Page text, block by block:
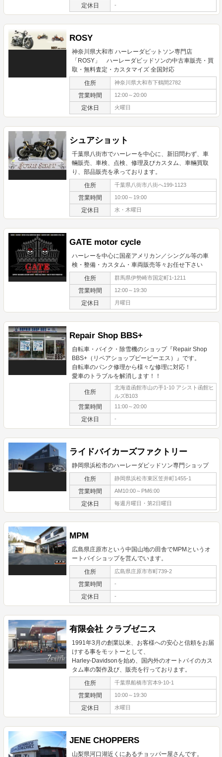
定休日 -
ROSY
神奈川県大和市 ハーレーダビットソン専門店
「ROSY」 ハーレーダビッドソンの中古車販売・買
取・無料査定・カスタマイズ 全国対応
住所 神奈川県大和市下鶴間2782
営業時間 12:00～20:00
定休日 火曜日
シュアショット
千葉県八街市でハーレーを中心に、新旧問わず、車
輛販売、車検、点検、修理及びカスタム、車輛買取
り、部品販売を承っております。
住所 千葉県八街市八街へ199-1123
営業時間 10:00～19:00
定休日 水・木曜日
GATE motor cycle
ハーレーを中心に国産アメリカン／シングル等の車
検・整備・カスタム・車両販売等々お任せ下さい
住所 群馬県伊勢崎市国定町1-1211
営業時間 12:00～19:30
定休日 月曜日
Repair Shop BBS+
自転車・バイク・除雪機のショップ『Repair Shop
BBS+（リペアショップビービーエス）』です。
自転車のパンク修理から様々な修理に対応！
愛車のトラブルを解消します！！
住所
北海道函館市山の手1-10 アシスト函館ヒ
ルズB103
営業時間 11:00～20:00
定休日 -
ライドバイカーズファクトリー
静岡県浜松市のハーレーダビッドソン専門ショップ
住所 静岡県浜松市東区笠井町1455-1
営業時間 AM10:00～PM6:00
定休日 毎週月曜日・第2日曜日
MPM
広島県庄原市という中国山地の田舎でMPMというオ
ートバイショップを営んでいます。
住所 広島県庄原市市町739-2
営業時間 -
定休日 -
有限会社 クラブゼニス
1991年3月の創業以来、お客様への安心と信頼をお届
けする事をモットーとして、
Harley-Davidsonを始め、国内外のオートバイのカス
タム車の製作及び、販売を行っております。
住所 千葉県船橋市宮本9-10-1
営業時間 10:00～19:30
定休日 水曜日
JENE CHOPPERS
山梨県河口湖近くにあるチョッパー屋さんです。